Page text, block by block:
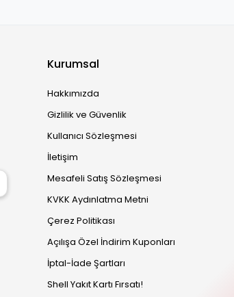
Kurumsal
Hakkımızda
Gizlilik ve Güvenlik
Kullanıcı Sözleşmesi
İletişim
Mesafeli Satış Sözleşmesi
KVKK Aydınlatma Metni
Çerez Politikası
Açılışa Özel İndirim Kuponları
İptal-İade Şartları
Shell Yakıt Kartı Fırsatı!